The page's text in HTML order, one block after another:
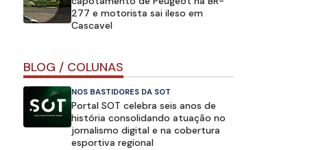
277 e motorista sai ileso em
Cascavel
BLOG / COLUNAS
NOS BASTIDORES DA SOT
Portal SOT celebra seis anos de
história consolidando atuação no
jornalismo digital e na cobertura
esportiva regional